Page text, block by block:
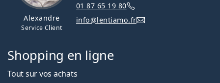
Alexandre
Service Client
01 87 65 19 80
info@lentiamo.fr
Shopping en ligne
Tout sur vos achats